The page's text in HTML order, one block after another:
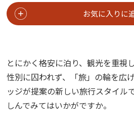
お気に入りに
とにかく格安に泊り、観光を重視
性別に囚われず、「旅」の輪を広
ッジが提案の新しい旅行スタイル
しんでみてはいかがですか。